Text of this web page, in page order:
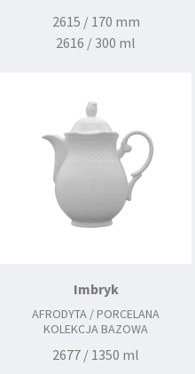
2615 / 170 mm
2616 / 300 ml
Imbryk
AFRODYTA / PORCELANA
KOLEKCJA BAZOWA
2677 / 1350 ml